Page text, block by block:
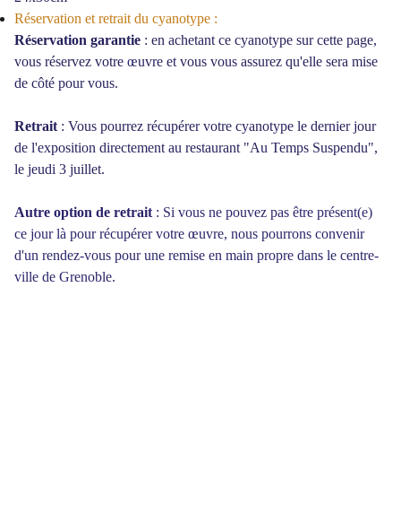
Réservation et retrait du cyanotype :
Réservation garantie : en achetant ce cyanotype sur cette page,
vous réservez votre œuvre et vous vous assurez qu'elle sera mise
de côté pour vous.
Retrait : Vous pourrez récupérer votre cyanotype le dernier jour
de l'exposition directement au restaurant "Au Temps Suspendu",
le jeudi 3 juillet.
Autre option de retrait : Si vous ne pouvez pas être présent(e)
ce jour là pour récupérer votre œuvre, nous pourrons convenir
d'un rendez-vous pour une remise en main propre dans le centre-
ville de Grenoble.